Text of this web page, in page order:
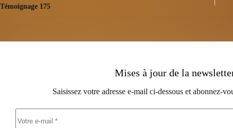
Témoignage 175
Mises à jour de la
Saisissez votre adresse e-mail ci-dessous et abonnez-